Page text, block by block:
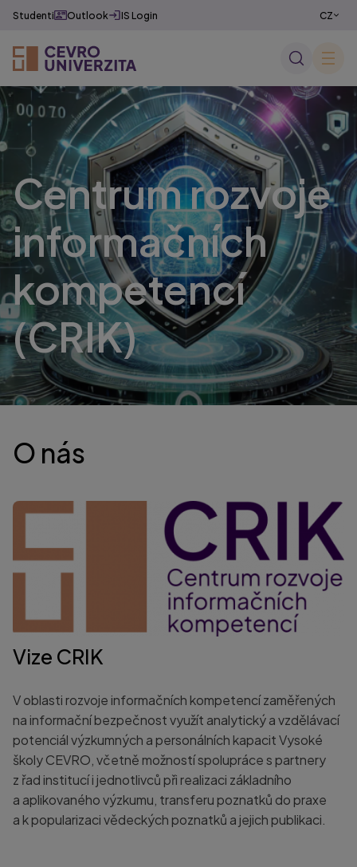
Studenti Outlook IS Login CZ
Centrum rozvoje
informačních
kompetencí
(CRIK)
O nás
Vize CRIK
V oblasti rozvoje informačních kompetencí zaměřených
na informační bezpečnost využít analytický a vzdělávací
potenciál výzkumných a personálních kapacit Vysoké
školy CEVRO, včetně možností spolupráce s partnery
z řad institucí i jednotlivců při realizaci základního
a aplikovaného výzkumu, transferu poznatků do praxe
a k popularizaci vědeckých poznatků a jejich publikaci.